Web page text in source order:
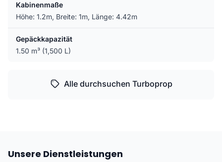
Kabinenmaße
Höhe: 1.2m, Breite: 1m, Länge: 4.42m
Gepäckkapazität
1.50 m³ (1,500 L)
Alle durchsuchen Turboprop
Unsere Dienstleistungen